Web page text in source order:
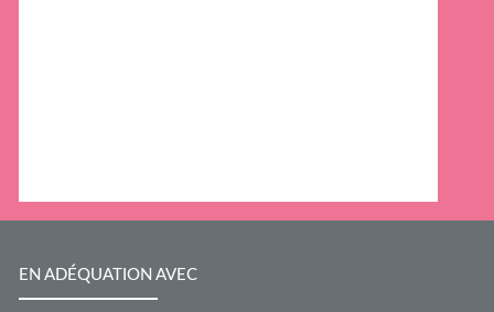
EN ADÉQUATION AVEC